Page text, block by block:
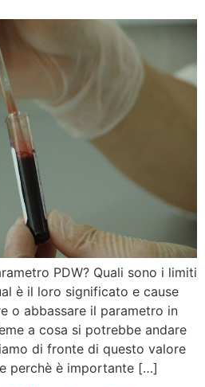
PDW? Quali sono i limiti
è il loro significato e cause
o abbassare il parametro in
a cosa si potrebbe andare
di fronte di questo valore
perchè è importante […]